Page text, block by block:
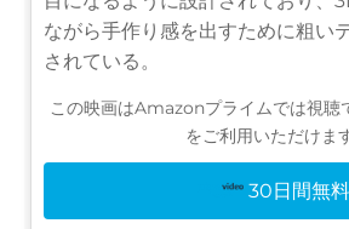
ながら手作り感を出すために粗い
されている。
この映画はAmazonプライムでは視聴
をご利用いただけま
30日間無料